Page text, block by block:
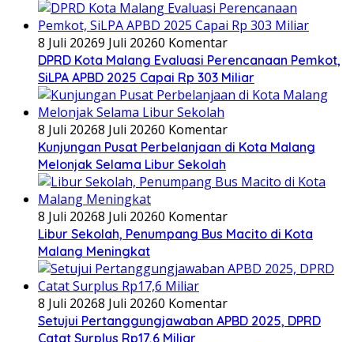
8 Juli 20269 Juli 20260 Komentar
DPRD Kota Malang Evaluasi Perencanaan Pemkot,
SiLPA APBD 2025 Capai Rp 303 Miliar
8 Juli 20268 Juli 20260 Komentar
Kunjungan Pusat Perbelanjaan di Kota Malang
Melonjak Selama Libur Sekolah
8 Juli 20268 Juli 20260 Komentar
Libur Sekolah, Penumpang Bus Macito di Kota
Malang Meningkat
8 Juli 20268 Juli 20260 Komentar
Setujui Pertanggungjawaban APBD 2025, DPRD
Catat Surplus Rp17,6 Miliar